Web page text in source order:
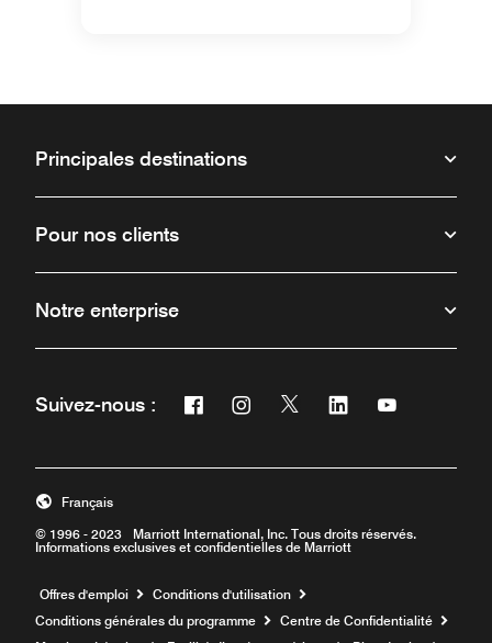
Principales destinations
Pour nos clients
Notre enterprise
Suivez-nous : Facebook
Ouvre une nouvelle fenêtre
Instagram
Ouvre une nouvelle fenêtre
Twitter
Ouvre une nouvelle
Linkedin
Ouvre uneOuvre une
© 1996 - 2023 Marriott International, Inc. Tous droits réservés.
Informations exclusives et confidentielles de Marriott
Français
Offres d'emploi Ouvre une nouvelle fenêtre
Conditions d'utilisation
Conditions générales du programme
Centre de Confidentialité